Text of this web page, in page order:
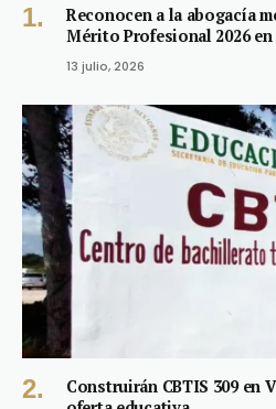
Reconocen a la abogacía
Mérito Profesional 2026 en
13 julio, 2026
Construirán CBTIS 309 en